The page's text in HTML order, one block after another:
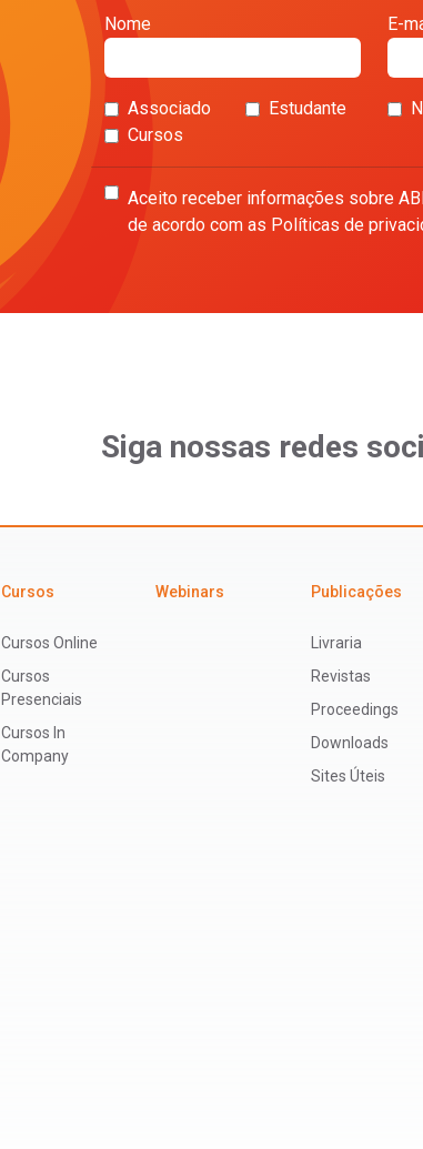
Nome E-
Associado Estudante
Cursos
Aceito receber informações sobre
de acordo com as Políticas de
Siga nossas redes
Cursos
Cursos Online
Cursos
Presenciais
Cursos In
Company
Webinars Publicações
Livraria
Revistas
Proceedings
Downloads
Sites Úteis